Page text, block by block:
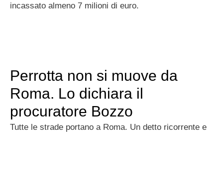
incassato almeno 7 milioni di euro.
Perrotta non si muove da
Roma. Lo dichiara il
procuratore Bozzo
Tutte le strade portano a Roma. Un detto ricorrente e